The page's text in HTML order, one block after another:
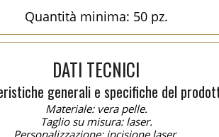
Quantità minima: 50 pz.
DATI TECNICI
generali e specifiche del
Materiale: vera pelle.
Taglio su misura: laser.
Personalizzazione: incisione laser.